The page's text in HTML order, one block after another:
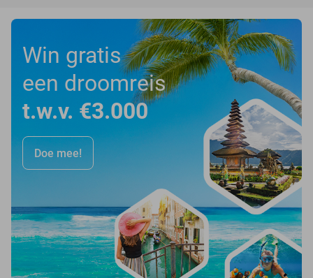
Win gratis
een droomreis
t.w.v. €3.000
Doe mee!